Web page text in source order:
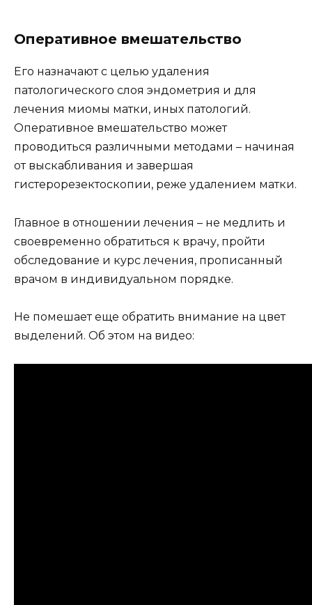
Оперативное вмешательство
Его назначают с целью удаления
патологического слоя эндометрия и для
лечения миомы матки, иных патологий.
Оперативное вмешательство может
проводиться различными методами – начиная
от выскабливания и завершая
гистерорезектоскопии, реже удалением матки.
Главное в отношении лечения – не медлить и
своевременно обратиться к врачу, пройти
обследование и курс лечения, прописанный
врачом в индивидуальном порядке.
Не помешает еще обратить внимание на цвет
выделений. Об этом на видео: